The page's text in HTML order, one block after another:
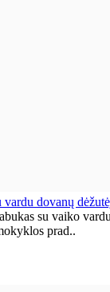
dovanų
su vaiko
prad..